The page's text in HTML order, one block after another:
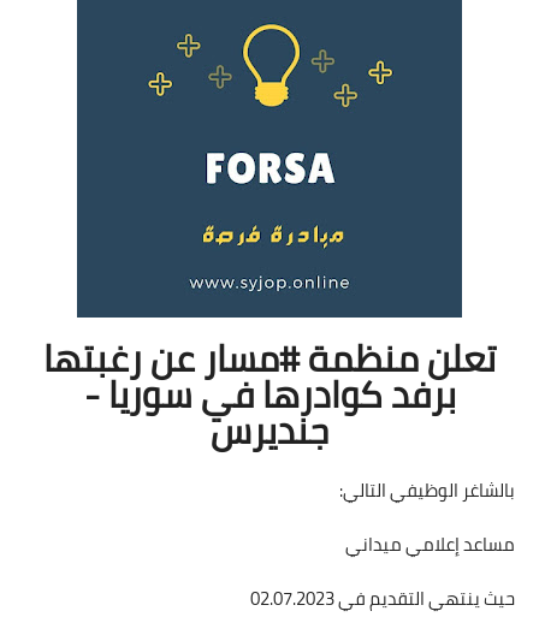
دورات تدريبية
تعلن منظمة #مسار عن رغبتها
برفد كوادرها في سوريا -
جنديرس
بالشاغر الوظيفي التالي:
مساعد إعلامي ميداني
حيث ينتهي التقديم في 02.07.2023